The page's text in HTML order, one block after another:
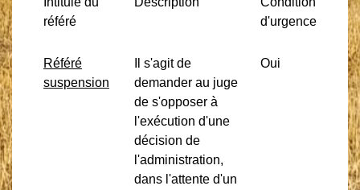
référé
d'urgence
Référé
suspension
Il s'agit de
demander au juge
de s'opposer à
l'exécution d'une
décision de
l'administration,
dans l'attente d'un
Oui